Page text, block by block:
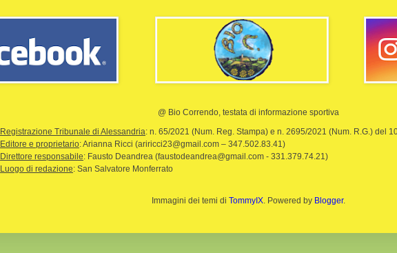
@ Bio Correndo, testata di informazione sportiva
Registrazione Tribunale di Alessandria: n. 65/2021 (Num. Reg. Stampa) e n. 2695/2021 (Num. R.G.) del
Editore e proprietario: Arianna Ricci (ariricci23@gmail.com – 347.502.83.41)
Direttore responsabile: Fausto Deandrea (faustodeandrea@gmail.com - 331.379.74.21)
Luogo di redazione: San Salvatore Monferrato
Immagini dei temi di TommyIX. Powered by Blogger.